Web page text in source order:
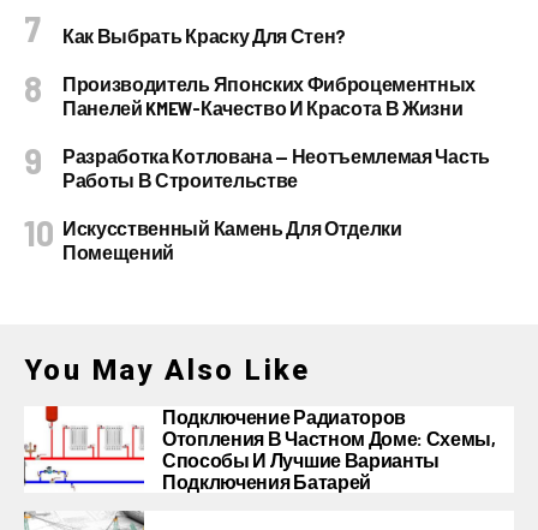
Как Выбрать Краску Для Стен?
Производитель Японских Фиброцементных
Панелей KMEW-Качество И Красота В Жизни
Разработка Котлована — Неотъемлемая Часть
Работы В Строительстве
Искусственный Камень Для Отделки
Помещений
You May Also Like
Подключение Радиаторов
Отопления В Частном Доме: Схемы,
Способы И Лучшие Варианты
Подключения Батарей